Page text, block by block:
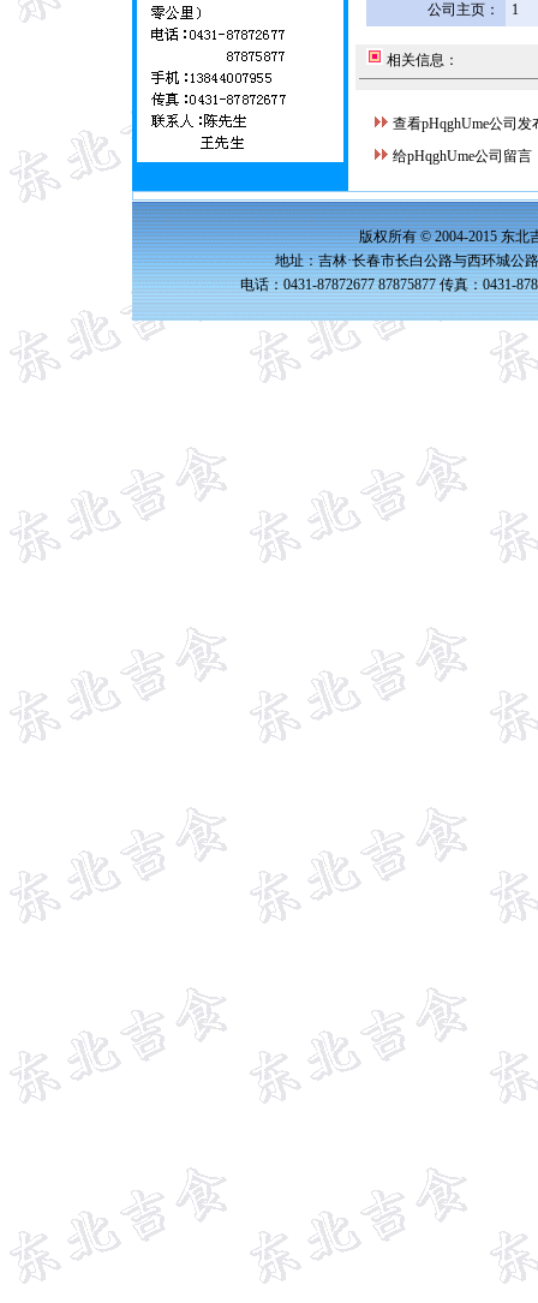
公司主页：
1
相关信息：
查看pHqghUme公司发
给pHqghUme公司留言
版权所有 © 2004-2015 东北
地址：吉林·长春市长白公路与西环城公
电话：0431-87872677 87875877 传真：0431-